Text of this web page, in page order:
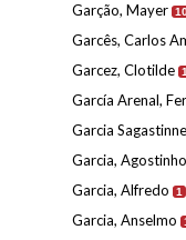
Garção, Mayer
Garcês, Carlos
Garcez, Clotilde 1
García Arenal,
Garcia
Garcia,
Garcia, Alfredo 1
Garcia, Anselmo